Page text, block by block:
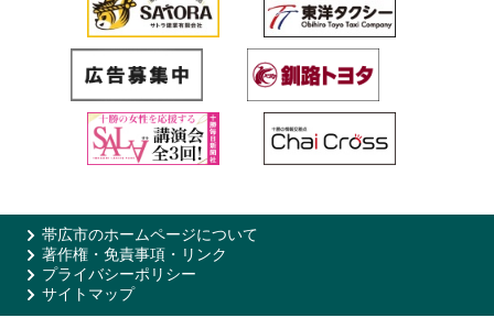
帯広市のホームページについて
著作権・免責事項・リンク
プライバシーポリシー
サイトマップ